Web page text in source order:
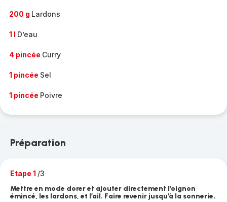
200 g Lardons
1 l D’eau
4 pincée Curry
1 pincée Sel
1 pincée Poivre
Préparation
Etape 1 /3
Mettre en mode dorer et ajouter directement l’oignon
émincé, les lardons, et l’ail. Faire revenir jusqu’à la sonnerie.